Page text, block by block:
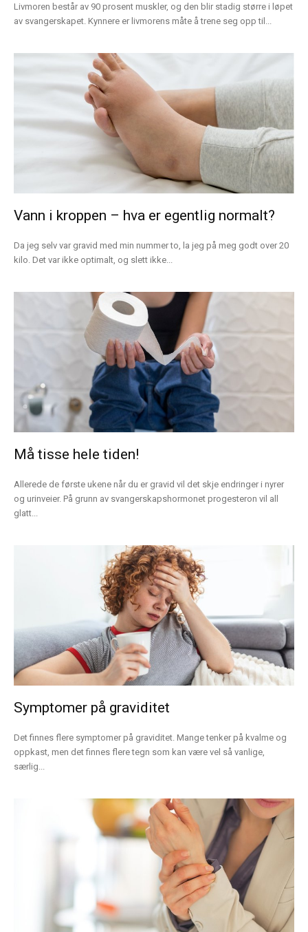
Livmoren består av 90 prosent muskler, og den blir stadig større i løpet
av svangerskapet. Kynnere er livmorens måte å trene seg opp til...
Vann i kroppen – hva er egentlig normalt?
Da jeg selv var gravid med min nummer to, la jeg på meg godt over 20
kilo. Det var ikke optimalt, og slett ikke...
Må tisse hele tiden!
Allerede de første ukene når du er gravid vil det skje endringer i nyrer
og urinveier. På grunn av svangerskapshormonet progesteron vil all
glatt...
Symptomer på graviditet
Det finnes flere symptomer på graviditet. Mange tenker på kvalme og
oppkast, men det finnes flere tegn som kan være vel så vanlige,
særlig...